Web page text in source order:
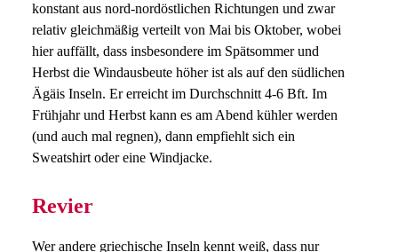
konstant aus nord-nordöstlichen Richtungen und zwar
relativ gleichmäßig verteilt von Mai bis Oktober, wobei
hier auffällt, dass insbesondere im Spätsommer und
Herbst die Windausbeute höher ist als auf den südlichen
Ägäis Inseln. Er erreicht im Durchschnitt 4-6 Bft. Im
Frühjahr und Herbst kann es am Abend kühler werden
(und auch mal regnen), dann empfiehlt sich ein
Sweatshirt oder eine Windjacke.
Revier
Wer andere griechische Inseln kennt weiß, dass nur